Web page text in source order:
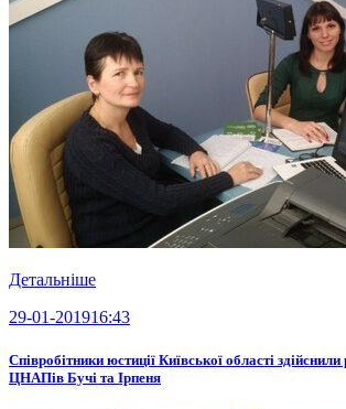
Детальніше
29-01-201916:43
Співробітники юстиції Київської області
ЦНАПів Бучі та Ірпеня